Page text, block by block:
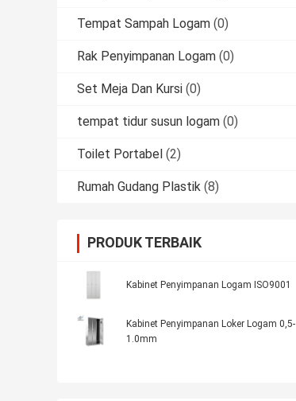
Tempat Sampah Logam (0)
Rak Penyimpanan Logam (0)
Set Meja Dan Kursi (0)
tempat tidur susun logam (0)
Toilet Portabel (2)
Rumah Gudang Plastik (8)
PRODUK TERBAIK
Kabinet Penyimpanan Logam ISO9001
Kabinet Penyimpanan Loker Logam 0,5-
1.0mm